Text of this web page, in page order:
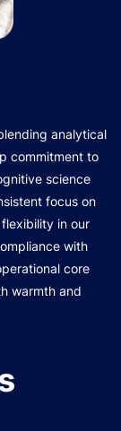
analytical
commitment to
science
focus on
in our
with
core
warmth and